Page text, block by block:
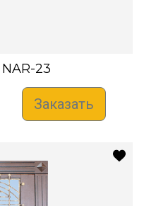
NAR-23
Заказать